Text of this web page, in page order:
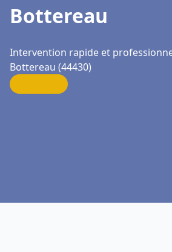
Bottereau
Intervention rapide et
Bottereau (44430)